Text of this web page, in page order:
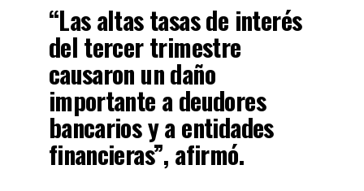
“Las altas tasas de interés
del tercer trimestre
causaron un daño
importante a deudores
bancarios y a entidades
financieras”, afirmó.